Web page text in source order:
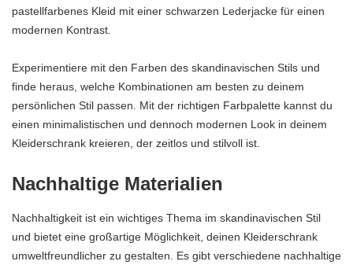
pastellfarbenes Kleid mit einer schwarzen Lederjacke für einen
modernen Kontrast.
Experimentiere mit den Farben des skandinavischen Stils und
finde heraus, welche Kombinationen am besten zu deinem
persönlichen Stil passen. Mit der richtigen Farbpalette kannst du
einen minimalistischen und dennoch modernen Look in deinem
Kleiderschrank kreieren, der zeitlos und stilvoll ist.
Nachhaltige Materialien
Nachhaltigkeit ist ein wichtiges Thema im skandinavischen Stil
und bietet eine großartige Möglichkeit, deinen Kleiderschrank
umweltfreundlicher zu gestalten. Es gibt verschiedene nachhaltige